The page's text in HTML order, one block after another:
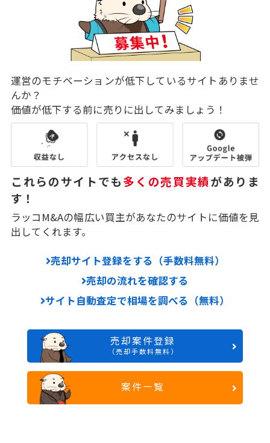
運営のモチベーションが低下しているサイトありませ
んか？
価値が低下する前に売りに出してみましょう！
これらのサイトでも多くの売買実績がありま
す！
ラッコM&Aの幅広い買主があなたのサイトに価値を見
出してくれます。
売却サイト登録をする（手数料無料）
売却の流れを確認する
サイト自動査定で相場を調べる（無料）
売却案件登録
（売却手数料無料）
案件一覧